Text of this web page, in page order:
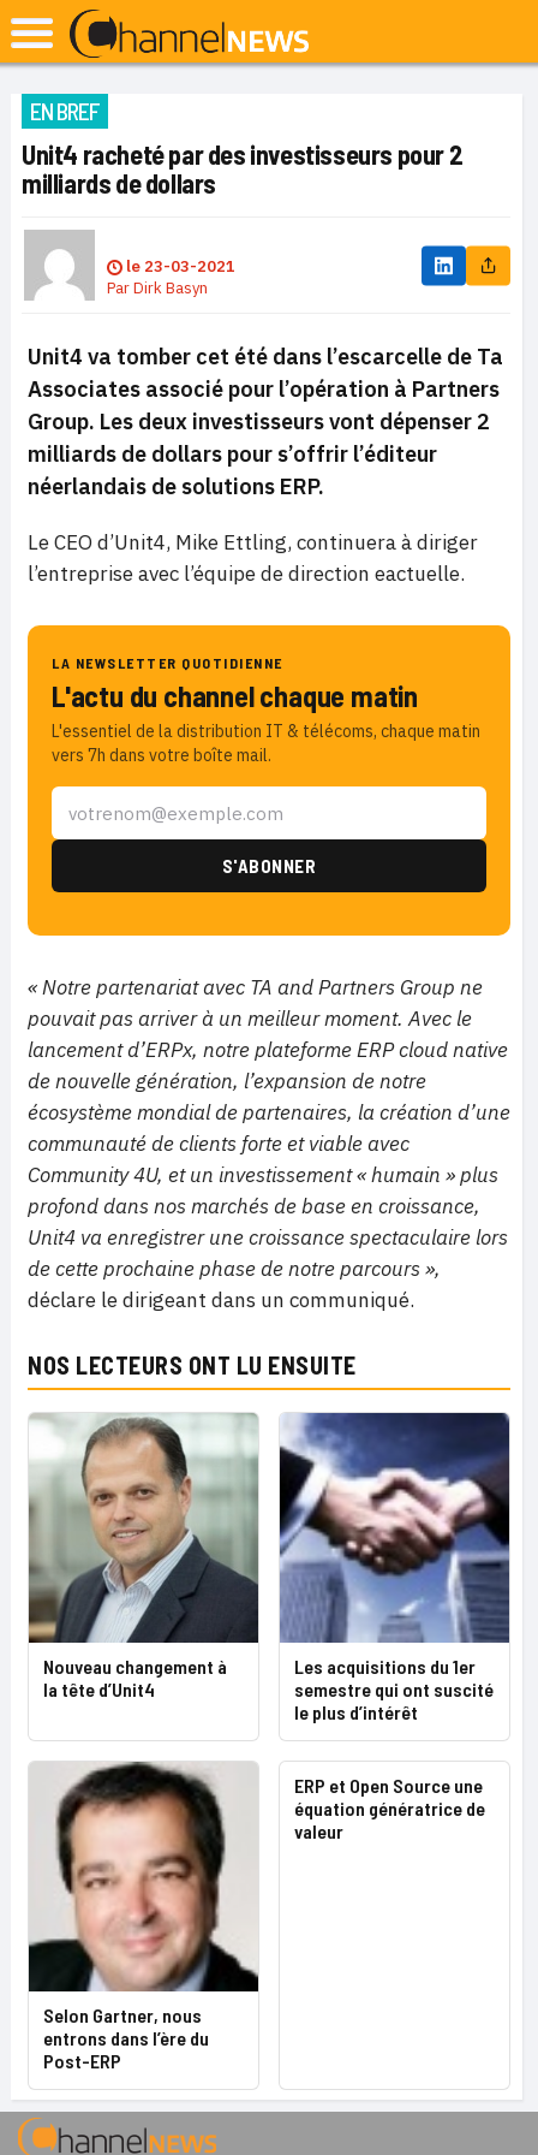
EN BREF
Unit4 racheté par des investisseurs pour 2
milliards de dollars
le 23-03-2021
ParDirk Basyn
Unit4 va tomber cet été dans l’escarcelle de Ta
Associates associé pour l’opération à Partners
Group. Les deux investisseurs vont dépenser 2
milliards de dollars pour s’offrir l’éditeur
néerlandais de solutions ERP.
Le CEO d’Unit4, Mike Ettling, continuera à diriger
l’entreprise avec l’équipe de direction eactuelle.
LA NEWSLETTER QUOTIDIENNE
L'actu du channel chaque matin
L'essentiel de la distribution IT & télécoms, chaque matin
vers 7h dans votre boîte mail.
« Notre partenariat avec TA and Partners Group ne
pouvait pas arriver à un meilleur moment. Avec le
lancement d’ERPx, notre plateforme ERP cloud native
de nouvelle génération, l’expansion de notre
écosystème mondial de partenaires, la création d’une
communauté de clients forte et viable avec
Community 4U, et un investissement « humain » plus
profond dans nos marchés de base en croissance,
Unit4 va enregistrer une croissance spectaculaire lors
de cette prochaine phase de notre parcours »,
déclare le dirigeant dans un communiqué.
NOS LECTEURS ONT LU ENSUITE
Nouveau changement à
la tête d’Unit4
Les acquisitions du 1er
semestre qui ont suscité
le plus d’intérêt
Selon Gartner, nous
entrons dans l’ère du
Post-ERP
ERP et Open Source une
équation génératrice de
valeur